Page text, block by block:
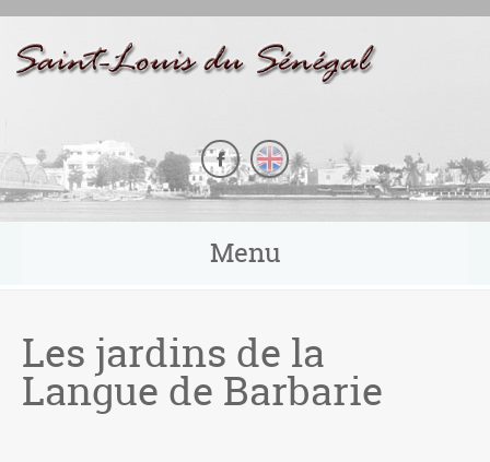
Menu
Les jardins de la
Langue de Barbarie
Panneau de gestion des cookies